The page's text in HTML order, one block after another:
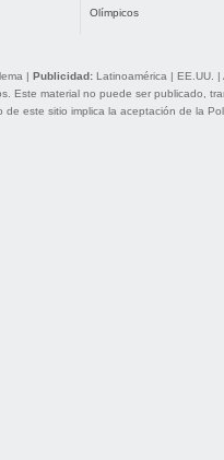
Olímpicos
| Publicidad: Latinoamérica | EE.UU. |
Este material no puede ser publicado,
de este sitio implica la aceptación de la